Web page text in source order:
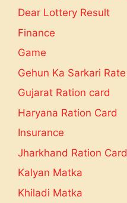
Dear Lottery Result
Finance
Game
Gehun Ka Sarkari Rate
Gujarat Ration card
Haryana Ration Card
Insurance
Jharkhand Ration Card
Kalyan Matka
Khiladi Matka